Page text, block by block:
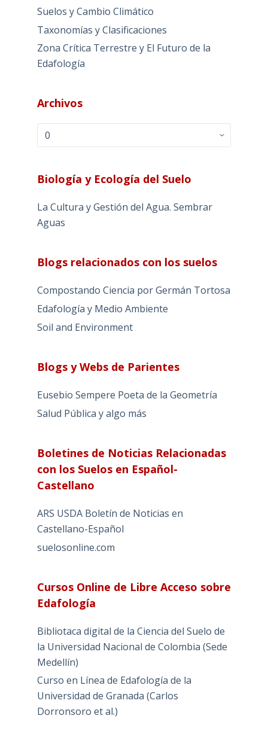
Suelos y Cambio Climático
Taxonomías y Clasificaciones
Zona Crítica Terrestre y El Futuro de la
Edafología
Archivos
Archivos
Biología y Ecología del Suelo
La Cultura y Gestión del Agua. Sembrar
Aguas
Blogs relacionados con los suelos
Compostando Ciencia por Germán Tortosa
Edafología y Medio Ambiente
Soil and Environment
Blogs y Webs de Parientes
Eusebio Sempere Poeta de la Geometría
Salud Pública y algo más
Boletines de Noticias Relacionadas
con los Suelos en Español-
Castellano
ARS USDA Boletín de Noticias en
Castellano-Español
suelosonline.com
Cursos Online de Libre Acceso sobre
Edafología
Bibliotaca digital de la Ciencia del Suelo de
la Universidad Nacional de Colombia (Sede
Medellín)
Curso en Línea de Edafología de la
Universidad de Granada (Carlos
Dorronsoro et al.)